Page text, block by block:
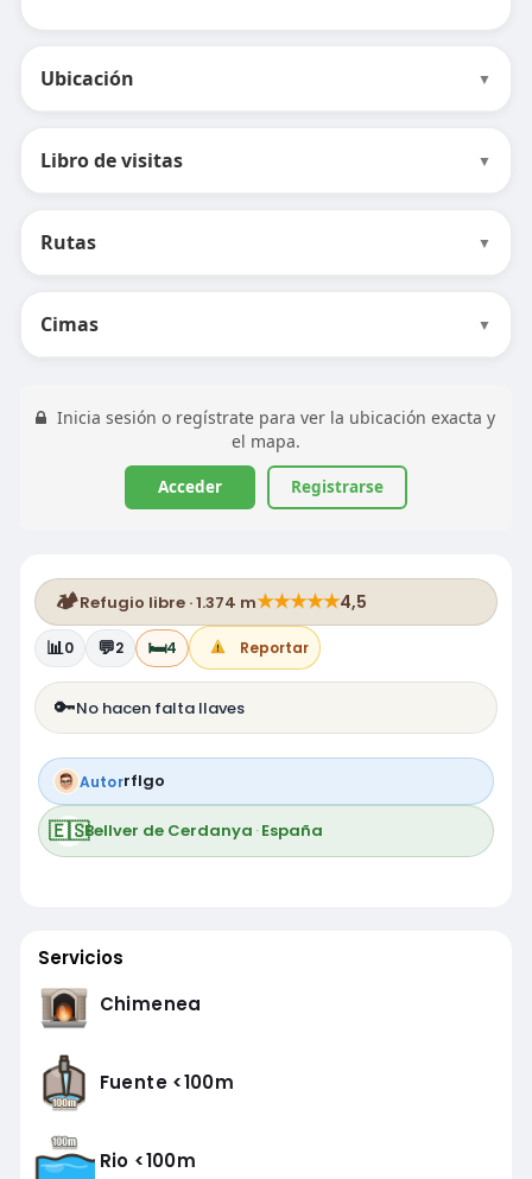
Ubicación ▼
Libro de visitas ▼
Rutas ▼
Cimas ▼
Inicia sesión o regístrate para ver la ubicación exacta y
el mapa.
Acceder Registrarse
🏕️Refugio libre · 1.374 m★★★★★4,5
📊0 💬2 🛏️4 Reportar
🔑No hacen falta llaves
Autorrflgo
🇪🇸Bellver de Cerdanya ·España
Servicios
Chimenea
Fuente <100m
Rio <100m